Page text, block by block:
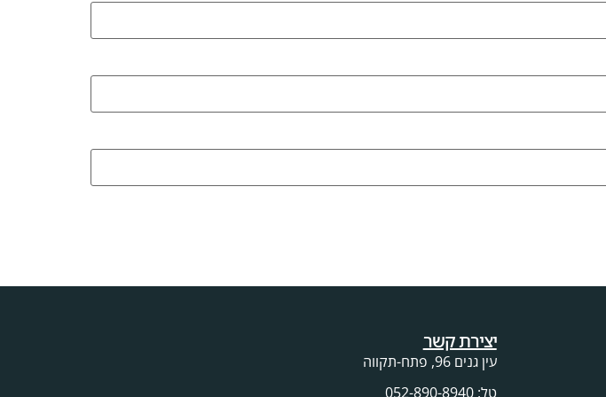
יצירת קשר
עין גנים 96, פתח-תקווה
טל: 052-890-8940